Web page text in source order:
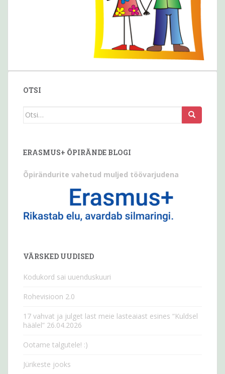
OTSI
Otsi
ERASMUS+ ÕPIRÄNDE BLOGI
Õpirändurite vahetud muljed töövarjudena
VÄRSKED UUDISED
Kodukord sai uuenduskuuri
Rohevisioon 2.0
17 vahvat ja julget last meie lasteaiast esines “Kuldsel
häälel” 26.04.2026
Ootame talgutele! :)
Jürikeste jooks